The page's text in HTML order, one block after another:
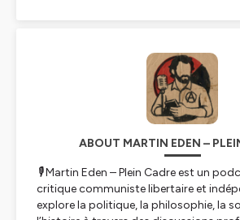
ABOUT MARTIN EDEN –
🎙️ Martin Eden – Plein Cadre est un
critiquecommuniste libertaire et
explore la politique, la philosophie, la